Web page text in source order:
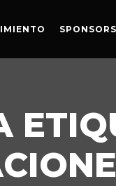
SPONSORS